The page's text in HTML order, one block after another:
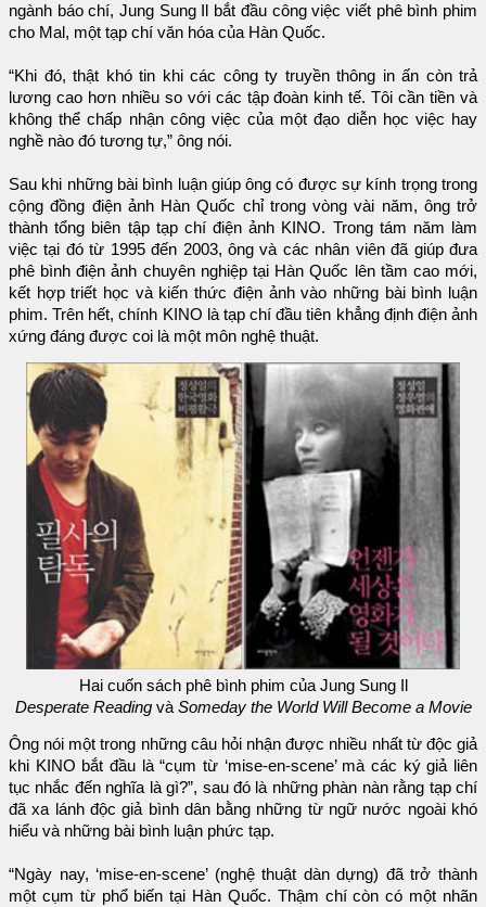
ngành báo chí, Jung Sung Il bắt đầu công việc viết phê bình phim
cho Mal, một tạp chí văn hóa của Hàn Quốc.
“Khi đó, thật khó tin khi các công ty truyền thông in ấn còn trả
lương cao hơn nhiều so với các tập đoàn kinh tế. Tôi cần tiền và
không thể chấp nhận công việc của một đạo diễn học việc hay
nghề nào đó tương tự,” ông nói.
Sau khi những bài bình luận giúp ông có được sự kính trọng trong
cộng đồng điện ảnh Hàn Quốc chỉ trong vòng vài năm, ông trở
thành tổng biên tập tạp chí điện ảnh KINO. Trong tám năm làm
việc tại đó từ 1995 đến 2003, ông và các nhân viên đã giúp đưa
phê bình điện ảnh chuyên nghiệp tại Hàn Quốc lên tầm cao mới,
kết hợp triết học và kiến thức điện ảnh vào những bài bình luận
phim. Trên hết, chính KINO là tạp chí đầu tiên khẳng định điện ảnh
xứng đáng được coi là một môn nghệ thuật.
Hai cuốn sách phê bình phim của Jung Sung Il
Desperate Reading và Someday the World Will Become a Movie
Ông nói một trong những câu hỏi nhận được nhiều nhất từ độc giả
khi KINO bắt đầu là “cụm từ ‘mise-en-scene’ mà các ký giả liên
tục nhắc đến nghĩa là gì?”, sau đó là những phàn nàn rằng tạp chí
đã xa lánh độc giả bình dân bằng những từ ngữ nước ngoài khó
hiểu và những bài bình luận phức tạp.
“Ngày nay, ‘mise-en-scene’ (nghệ thuật dàn dựng) đã trở thành
một cụm từ phổ biến tại Hàn Quốc. Thậm chí còn có một nhãn